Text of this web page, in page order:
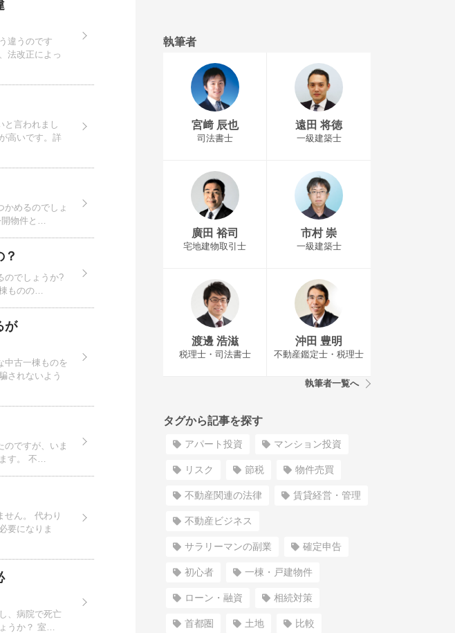
違うのです
法改正によっ
と言われまし
高いです。詳
かめるのでしょ
開物件と…
のでしょうか?
ものの…
が
中古一棟ものを
されないよう
のですが、いま
す。 不…
せん。 代わり
要になりま
、病院で死亡
うか？ 室…
執筆者
宮﨑 辰也
司法書士
遠田 将徳
一級建築士
廣田 裕司
宅地建物取引士
市村 崇
一級建築士
渡邊 浩滋
税理士・司法書士
沖田 豊明
不動産鑑定士・税理士
執筆者一覧へ
タグから記事を探す
アパート投資 マンション投資
リスク 節税 物件売買
不動産関連の法律 賃貸経営・管理
不動産ビジネス
サラリーマンの副業 確定申告
初心者 一棟・戸建物件
ローン・融資 相続対策
首都圏 土地 比較